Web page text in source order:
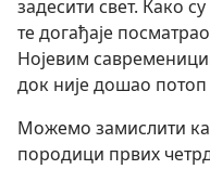
задесити свет. Како
те догађаје
Нојевим
док није дошао потоп
Можемо замислити
породици првих